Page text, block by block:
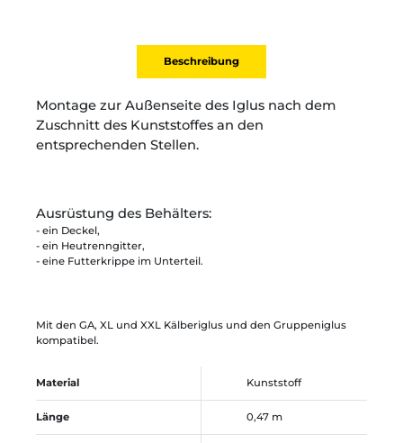
Beschreibung
Montage zur Außenseite des Iglus nach dem
Zuschnitt des Kunststoffes an den
entsprechenden Stellen.
Ausrüstung des Behälters:
- ein Deckel,
- ein Heutrenngitter,
- eine Futterkrippe im Unterteil.
Mit den GA, XL und XXL Kälberiglus und den Gruppeniglus
kompatibel.
Material Kunststoff
Länge 0,47 m